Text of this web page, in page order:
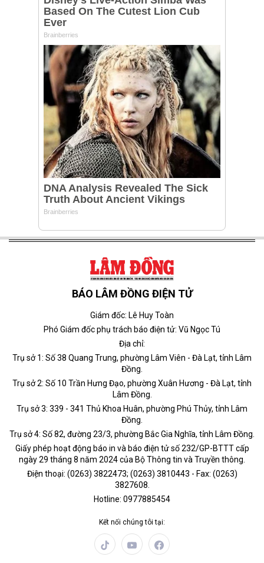
BÁO LÂM ĐỒNG ĐIỆN TỬ
Giám đốc: Lê Huy Toàn
Phó Giám đốc phụ trách báo điện tử: Vũ Ngọc Tú
Địa chỉ:
Trụ sở 1: Số 38 Quang Trung, phường Lâm Viên - Đà Lạt, tỉnh Lâm
Đồng.
Trụ sở 2: Số 10 Trần Hưng Đạo, phường Xuân Hương - Đà Lạt, tỉnh
Lâm Đồng.
Trụ sở 3: 339 - 341 Thủ Khoa Huân, phường Phú Thủy, tỉnh Lâm
Đồng.
Trụ sở 4: Số 82, đường 23/3, phường Bắc Gia Nghĩa, tỉnh Lâm Đồng.
Giấy phép hoạt động báo in và báo điện tử số 232/GP-BTTT cấp
ngày 29 tháng 8 năm 2024 của Bộ Thông tin và Truyền thông.
Điện thoại: (0263) 3822473; (0263) 3810443 - Fax: (0263)
3827608.
Hotline: 0977885454
Kết nối chúng tôi tại: